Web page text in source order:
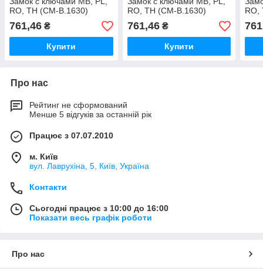
RO, TH (CM-B.1630)
761,46 ₴
Купити
RO, TH (CM-B.1630)
761,46₴
Купити
RO,
Про нас
Рейтинг не сформований
Менше 5 відгуків за останній рік
Працює з 07.07.2010
м. Київ
вул. Лаврухіна, 5, Київ, Україна
Контакти
Сьогодні працює з 10:00 до 16:00
Показати весь графік роботи
Про нас